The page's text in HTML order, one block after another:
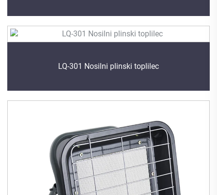
LQ-301 Nosilni plinski toplilec